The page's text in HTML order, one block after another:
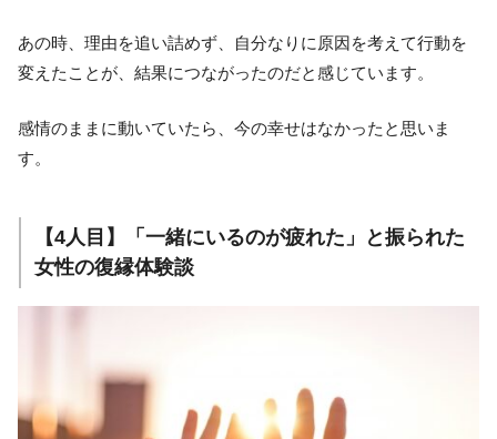
あの時、理由を追い詰めず、自分なりに原因を考えて行動を
変えたことが、結果につながったのだと感じています。
感情のままに動いていたら、今の幸せはなかったと思いま
す。
【4人目】「一緒にいるのが疲れた」と振られた
女性の復縁体験談